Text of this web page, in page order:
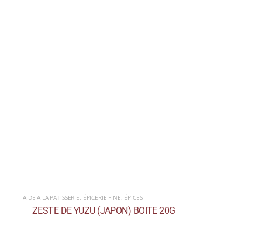
AIDE A LA PATISSERIE ÉPICERIE FINE ÉPICES
ZESTE DE YUZU (JAPON) BOITE 20G